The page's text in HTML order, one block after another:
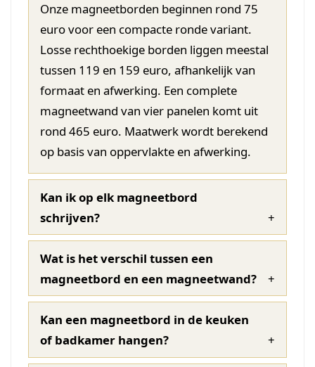
Onze magneetborden beginnen rond 75
euro voor een compacte ronde variant.
Losse rechthoekige borden liggen meestal
tussen 119 en 159 euro, afhankelijk van
formaat en afwerking. Een complete
magneetwand van vier panelen komt uit
rond 465 euro. Maatwerk wordt berekend
op basis van oppervlakte en afwerking.
Kan ik op elk magneetbord
schrijven?
Wat is het verschil tussen een
magneetbord en een magneetwand?
Kan een magneetbord in de keuken
of badkamer hangen?